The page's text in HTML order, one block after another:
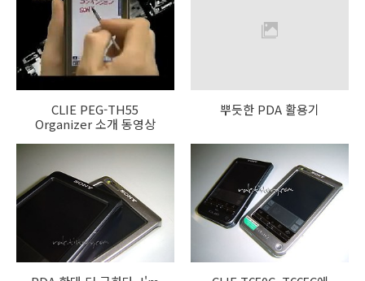
CLIE PEG-TH55
Organizer 소개 동영상
뿌듯한 PDA 활용기